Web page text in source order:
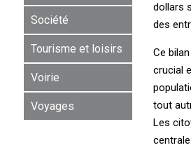
Société
Tourisme et loisirs
Voirie
Voyages
dollars
des
Ce
crucial
tout
Les